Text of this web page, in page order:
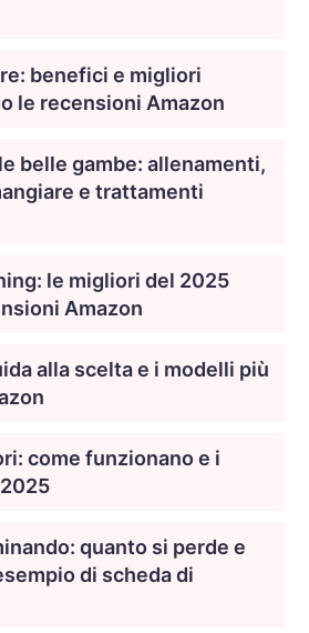
benefici e migliori
le recensioni Amazon
belle gambe: allenamenti,
e trattamenti
le migliori del 2025
Amazon
alla scelta e i modelli più
come funzionano e i
quanto si perde e
di scheda di